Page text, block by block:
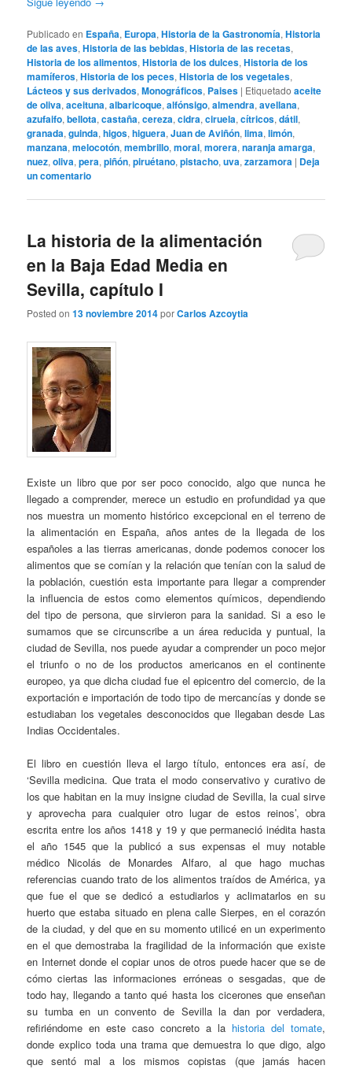
Publicado en España, Europa,Historia de la Gastronomía,Historia
de las aves,Historia de las bebidas,Historia de las recetas,
Historia de los alimentos,Historia de los dulces,Historia de los
mamíferos,Historia de los peces,Historia de los vegetales,
Lácteos y sus derivados,Monográficos, Paises | Etiquetado aceite
de oliva,aceituna,albaricoque,alfónsigo,almendra,avellana,
azufaifo,bellota,castaña,cereza,cidra,ciruela,cítricos,dátil,
granada,guinda,higos,higuera,Juan de Aviñón,lima,limón,
manzana,melocotón,membrillo,moral,morera,naranja amarga,
nuez,oliva,pera,piñón,piruétano,pistacho,uva,zarzamora | Deja
un comentario
La historia de la alimentación
en la Baja Edad Media en
Sevilla, capítulo I
Posted on13 noviembre 2014porCarlos Azcoytia
Existe un libro que por ser poco conocido, algo que nunca he
llegado a comprender, merece un estudio en profundidad ya que
nos muestra un momento histórico excepcional en el terreno de
la alimentación en España, años antes de la llegada de los
españoles a las tierras americanas, donde podemos conocer los
alimentos que se comían y la relación que tenían con la salud de
la población, cuestión esta importante para llegar a comprender
la influencia de estos como elementos químicos, dependiendo
del tipo de persona, que sirvieron para la sanidad. Si a eso le
sumamos que se circunscribe a un área reducida y puntual, la
ciudad de Sevilla, nos puede ayudar a comprender un poco mejor
el triunfo o no de los productos americanos en el continente
europeo, ya que dicha ciudad fue el epicentro del comercio, de la
exportación e importación de todo tipo de mercancías y donde se
estudiaban los vegetales desconocidos que llegaban desde Las
Indias Occidentales.
El libro en cuestión lleva el largo título, entonces era así, de
‘Sevilla medicina. Que trata el modo conservativo y curativo de
los que habitan en la muy insigne ciudad de Sevilla, la cual sirve
y aprovecha para cualquier otro lugar de estos reinos’, obra
escrita entre los años 1418 y 19 y que permaneció inédita hasta
el año 1545 que la publicó a sus expensas el muy notable
médico Nicolás de Monardes Alfaro, al que hago muchas
referencias cuando trato de los alimentos traídos de América, ya
que fue el que se dedicó a estudiarlos y aclimatarlos en su
huerto que estaba situado en plena calle Sierpes, en el corazón
de la ciudad, y del que en su momento utilicé en un experimento
en el que demostraba la fragilidad de la información que existe
en Internet donde el copiar unos de otros puede hacer que se de
cómo ciertas las informaciones erróneas o sesgadas, que de
todo hay, llegando a tanto qué hasta los cicerones que enseñan
su tumba en un convento de Sevilla la dan por verdadera,
refiriéndome en este caso concreto a la historia del tomate,
donde explico toda una trama que demuestra lo que digo, algo
que sentó mal a los mismos copistas (que jamás hacen